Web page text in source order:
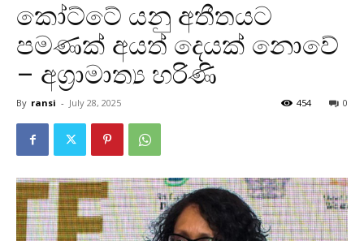
කෝට්ටේ යනු අතීතයට
පමණක් අයත් දෙයක් නොවේ
– අග්‍රාමාත්‍ය හරිණි
By ransi - July 28, 2025 0
454